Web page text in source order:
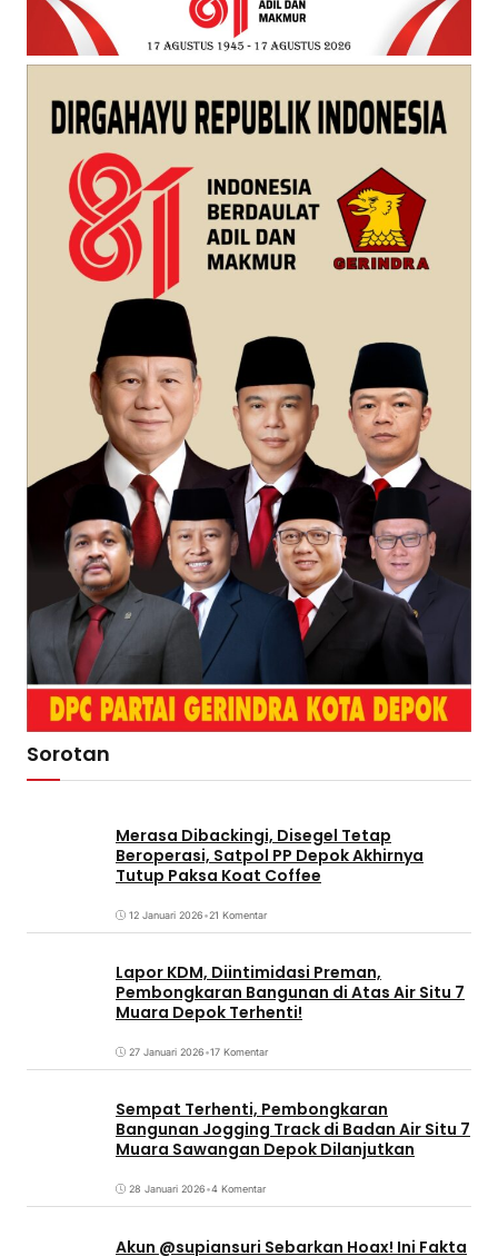
Sorotan
Merasa Dibackingi, Disegel Tetap
Beroperasi, Satpol PP Depok Akhirnya
Tutup Paksa Koat Coffee
12 Januari 2026•21 Komentar
Lapor KDM, Diintimidasi Preman,
Pembongkaran Bangunan di Atas Air Situ 7
Muara Depok Terhenti!
27 Januari 2026•17 Komentar
Sempat Terhenti, Pembongkaran
Bangunan Jogging Track di Badan Air Situ 7
Muara Sawangan Depok Dilanjutkan
28 Januari 2026•4 Komentar
Akun @supiansuri Sebarkan Hoax! Ini Fakta